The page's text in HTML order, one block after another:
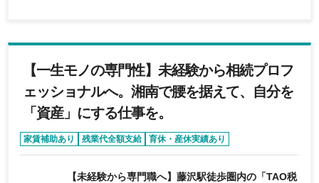
【一生モノの専門性】未経験から相続プロフ
ェッショナルへ。湘南で腰を据えて、自分を
「資産」にする仕事を。
家賃補助あり 残業代全額支給
育休・産休実績あり
資格取得奨励一時金
資格取得支援制度
【未経験から専門職へ】藤沢駅徒歩圏内の「TAO税